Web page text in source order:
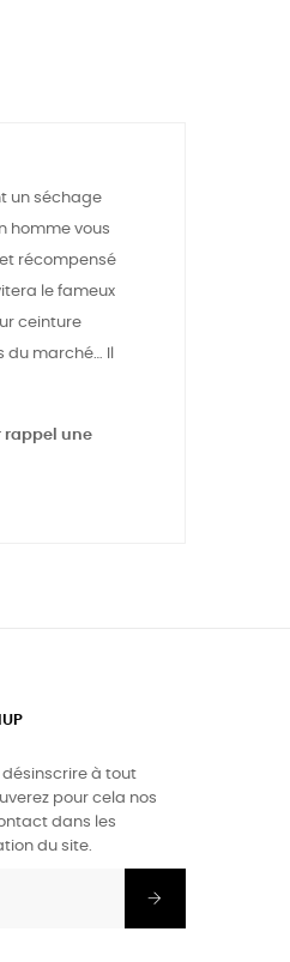
un séchage
homme vous
récompensé
le fameux
ceinture
marché… Il
rappel une
désinscrire à tout
pour cela nos
dans les
du site.